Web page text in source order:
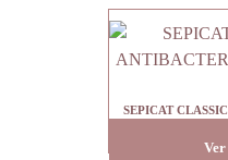
SEPICAT